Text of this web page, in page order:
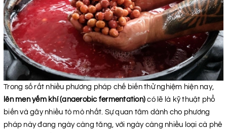
Trong số rất nhiều phương pháp chế biến thử nghiệm hiện nay,
lên men yếm khí (anaerobic fermentation) có lẽ là kỹ thuật phổ
biến và gây nhiều tò mò nhất. Sự quan tâm dành cho phương
pháp này đang ngày càng tăng, với ngày càng nhiều loại cà phê